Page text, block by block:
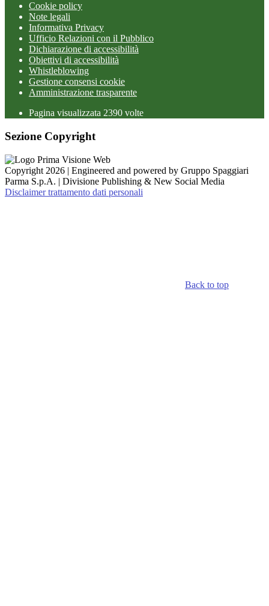
Cookie policy
Note legali
Informativa Privacy
Ufficio Relazioni con il Pubblico
Dichiarazione di accessibilità
Obiettivi di accessibilità
Whistleblowing
Gestione consensi cookie
Amministrazione trasparente
Pagina visualizzata 2390 volte
Sezione Copyright
Copyright 2026 | Engineered and powered by Gruppo Spaggiari
Parma S.p.A. | Divisione Publishing & New Social Media
Disclaimer trattamento dati personali
Back to top